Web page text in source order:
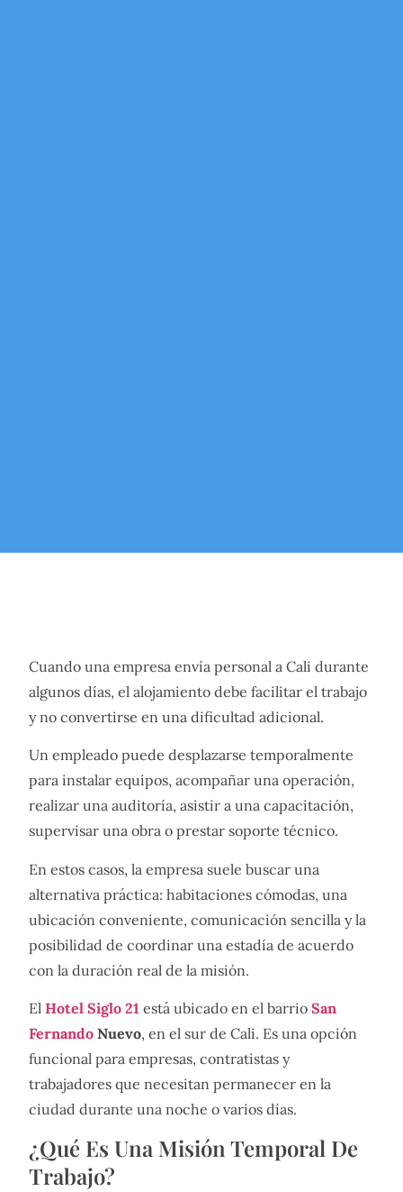
Cuando una empresa envía personal a Cali durante
algunos días, el alojamiento debe facilitar el trabajo
y no convertirse en una dificultad adicional.
Un empleado puede desplazarse temporalmente
para instalar equipos, acompañar una operación,
realizar una auditoría, asistir a una capacitación,
supervisar una obra o prestar soporte técnico.
En estos casos, la empresa suele buscar una
alternativa práctica: habitaciones cómodas, una
ubicación conveniente, comunicación sencilla y la
posibilidad de coordinar una estadía de acuerdo
con la duración real de la misión.
El Hotel Siglo 21 está ubicado en el barrio San
Fernando Nuevo, en el sur de Cali. Es una opción
funcional para empresas, contratistas y
trabajadores que necesitan permanecer en la
ciudad durante una noche o varios días.
¿Qué Es Una Misión Temporal De
Trabajo?